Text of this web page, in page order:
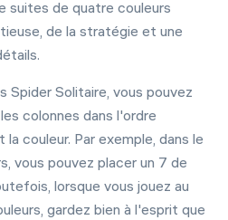
suites de quatre couleurs
de la stratégie et une
Spider Solitaire, vous pouvez
colonnes dans l'ordre
couleur. Par exemple, dans le
vous pouvez placer un 7 de
lorsque vous jouez au
gardez bien à l'esprit que